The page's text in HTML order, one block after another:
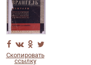
Скопировать
ссылку